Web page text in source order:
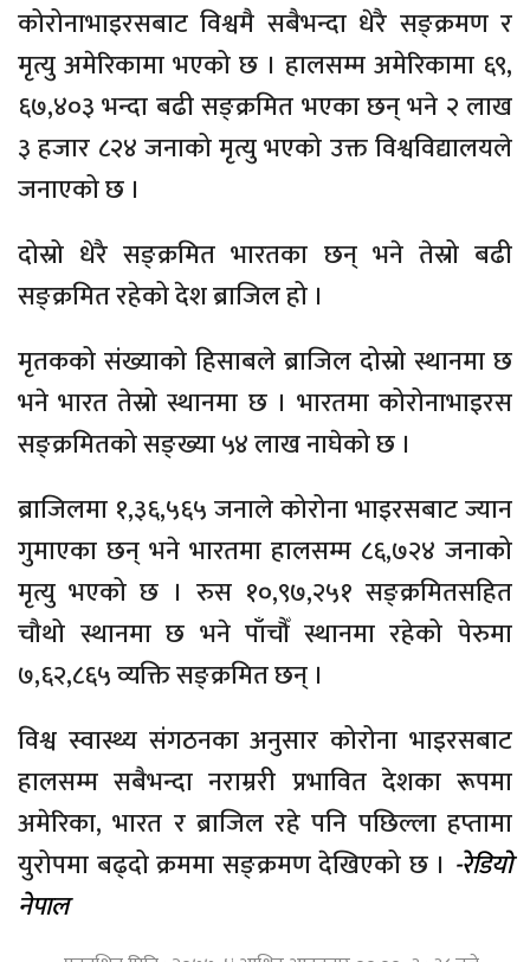
कोरोनाभाइरसबाट विश्वमै सबैभन्दा धेरै सङ्क्रमण र
मृत्यु अमेरिकामा भएको छ । हालसम्म अमेरिकामा ६९,
६७,४०३ भन्दा बढी सङ्क्रमित भएका छन् भने २ लाख
३ हजार ८२४ जनाको मृत्यु भएको उक्त विश्वविद्यालयले
जनाएको छ ।
दोस्रो धेरै सङ्क्रमित भारतका छन् भने तेस्रो बढी
सङ्क्रमित रहेको देश ब्राजिल हो ।
मृतकको संख्याको हिसाबले ब्राजिल दोस्रो स्थानमा छ
भने भारत तेस्रो स्थानमा छ । भारतमा कोरोनाभाइरस
सङ्क्रमितको सङ्ख्या ५४ लाख नाघेको छ ।
ब्राजिलमा १,३६,५६५ जनाले कोरोना भाइरसबाट ज्यान
गुमाएका छन् भने भारतमा हालसम्म ८६,७२४ जनाको
मृत्यु भएको छ । रुस १०,९७,२५१ सङ्क्रमितसहित
चौथो स्थानमा छ भने पाँचौँ स्थानमा रहेको पेरुमा
७,६२,८६५ व्यक्ति सङ्क्रमित छन् ।
विश्व स्वास्थ्य संगठनका अनुसार कोरोना भाइरसबाट
हालसम्म सबैभन्दा नराम्ररी प्रभावित देशका रूपमा
अमेरिका, भारत र ब्राजिल रहे पनि पछिल्ला हप्तामा
युरोपमा बढ्दो क्रममा सङ्क्रमण देखिएको छ । -रेडियो
नेपाल